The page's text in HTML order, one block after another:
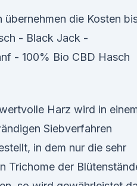
übernehmen die Kosten
- Black Jack -
- 100% Bio CBD Hasch
Harz wird in
Siebverfahren
in dem nur die sehr
Trichome der